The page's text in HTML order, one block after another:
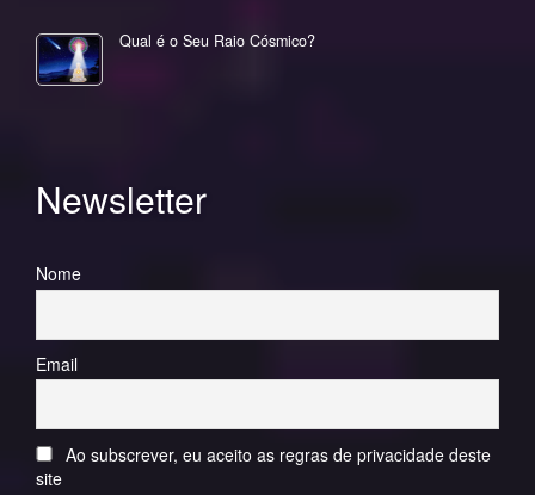
Qual é o Seu Raio Cósmico?
Newsletter
Nome
Email
Ao subscrever, eu aceito as regras de privacidade deste
site